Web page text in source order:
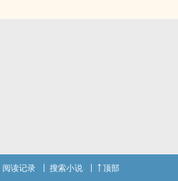
阅读记录 搜索小说 顶部